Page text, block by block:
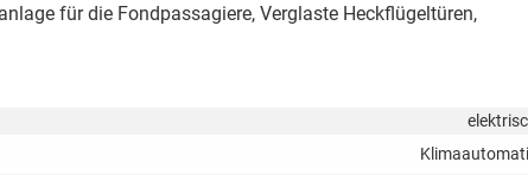
für die Fondpassagiere, Verglaste Heckflügeltüren,